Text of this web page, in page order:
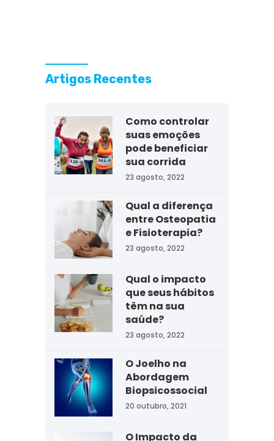
Artigos Recentes
Como controlar
suas emoções
pode beneficiar
sua corrida
23 agosto, 2022
Qual a diferença
entre Osteopatia
e Fisioterapia?
23 agosto, 2022
Qual o impacto
que seus hábitos
têm na sua
saúde?
23 agosto, 2022
O Joelho na
Abordagem
Biopsicossocial
20 outubro, 2021
O Impacto da